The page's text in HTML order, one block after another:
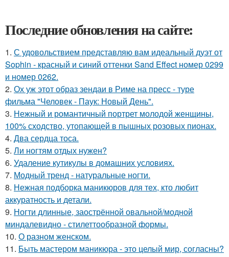
Последние обновления на сайте:
1. С удовольствием представляю вам идеальный дуэт от
Sophin - красный и синий оттенки Sand Effect номер 0299
и номер 0262.
2. Ох уж этот образ зендаи в Риме на пресс - туре
фильма "Человек - Паук: Новый День".
3. Нежный и романтичный портрет молодой женщины,
100% сходство, утопающей в пышных розовых пионах.
4. Два сердца тоса.
5. Ли ногтям отдых нужен?
6. Удаление кутикулы в домашних условиях.
7. Модный тренд - натуральные ногти.
8. Нежная подборка маникюров для тех, кто любит
аккуратность и детали.
9. Ногти длинные, заострённой овальной/модной
миндалевидно - стилеттообразной формы.
10. О разном женском.
11. Быть мастером маникюра - это целый мир, согласны?